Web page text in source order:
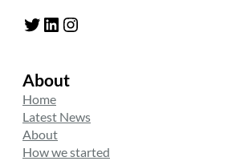
Twitter LinkedIn Instagram
About
Home
Latest News
About
How we started